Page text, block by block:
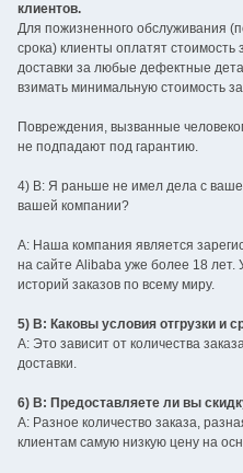
клиентов.
Для пожизненного обслуживания
срока) клиенты оплатят стоимость
доставки за любые дефектные
взимать минимальную стоимость
Повреждения, вызванные
не подпадают под гарантию.
4) В: Я раньше не имел дела с
вашей компании?
A: Наша компания является
на сайте Alibaba уже более 18 лет.
историй заказов по всему миру.
5) В: Каковы условия отгрузки и
A: Это зависит от количества
доставки.
6) В: Предоставляете ли вы
A: Разное количество заказа,
клиентам самую низкую цену на